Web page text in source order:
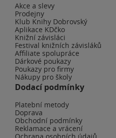
Akce a slevy
Prodejny
Klub Knihy Dobrovský
Aplikace KDčko
Knižní závisláci
Festival knižních závisláků
Affiliate spolupráce
Dárkové poukazy
Poukazy pro firmy
Nákupy pro školy
Dodací podmínky
Platební metody
Doprava
Obchodní podmínky
Reklamace a vrácení